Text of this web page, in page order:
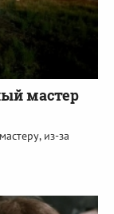
мастер
из-за